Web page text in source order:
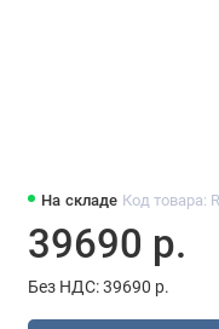
На складе Код товара:
39690 р.
Без НДС: 39690 р.